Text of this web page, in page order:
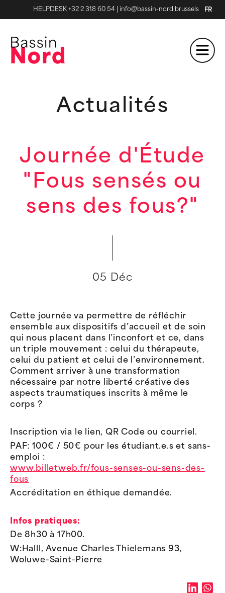
HELPDESK +32 2 318 60 54 info@bassin-nord.brussels FR
Actualités
Journée d'Étude
"Fous sensés ou
sens des fous?"
05 Déc
Cette journée va permettre de réfléchir
ensemble aux dispositifs d’accueil et de soin
qui nous placent dans l’inconfort et ce, dans
un triple mouvement : celui du thérapeute,
celui du patient et celui de l’environnement.
Comment arriver à une transformation
nécessaire par notre liberté créative des
aspects traumatiques inscrits à même le
corps ?
Inscription via le lien, QR Code ou courriel.
PAF: 100€ / 50€ pour les étudiant.e.s et sans-
emploi :
www.billetweb.fr/fous-senses-ou-sens-des-
fous
Accréditation en éthique demandée.
Infos pratiques:
De 8h30 à 17h00.
W:Halll, Avenue Charles Thielemans 93,
Woluwe-Saint-Pierre